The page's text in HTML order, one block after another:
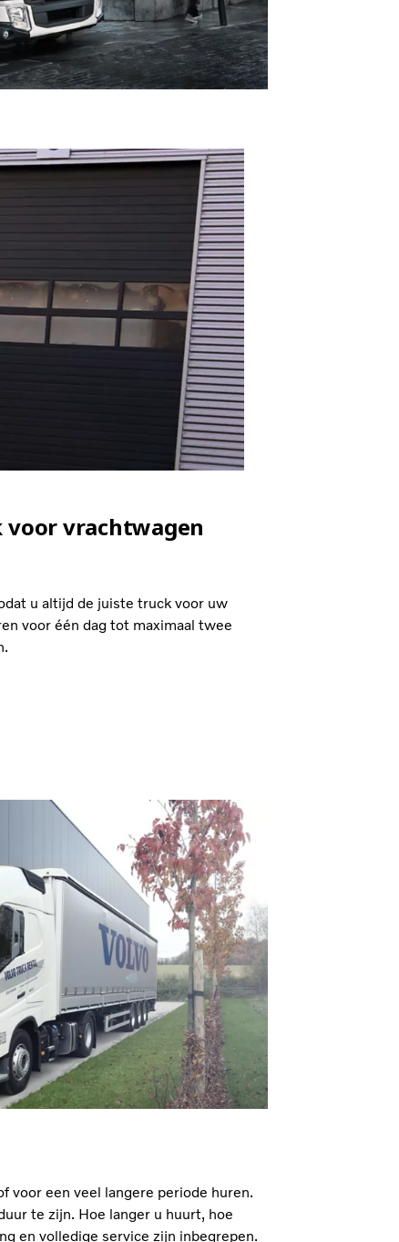
voor vrachtwagen
u altijd de juiste truck voor uw
voor één dag tot maximaal twee
voor een veel langere periode huren.
te zijn. Hoe langer u huurt, hoe
en volledige service zijn inbegrepen.